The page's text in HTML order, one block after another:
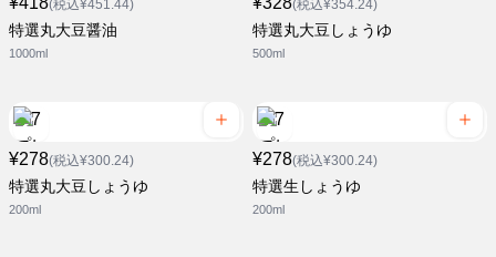
(税込¥451.44)
特選丸大豆醤油
1000ml
(税込¥354.24)
特選丸大豆しょうゆ
500ml
¥278(税込¥300.24)
特選丸大豆しょうゆ
200ml
¥278(税込¥300.24)
特選生しょうゆ
200ml